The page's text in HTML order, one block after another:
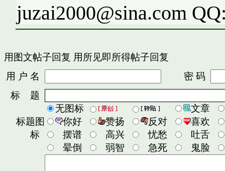
juzai2000@sina.com
用图文帖子回复 用所见即所得帖子回复
用 户 名
密 码
标 题
标题图
标
无图标
文章
你好
赞扬 反对
喜欢
摆谱
高兴 忧愁
吐舌
晕倒
弱智 急死 鬼脸